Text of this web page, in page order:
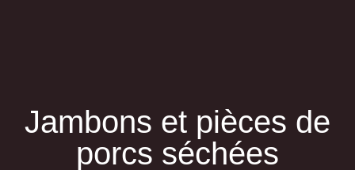
Jambons et pièces de
porcs séchées